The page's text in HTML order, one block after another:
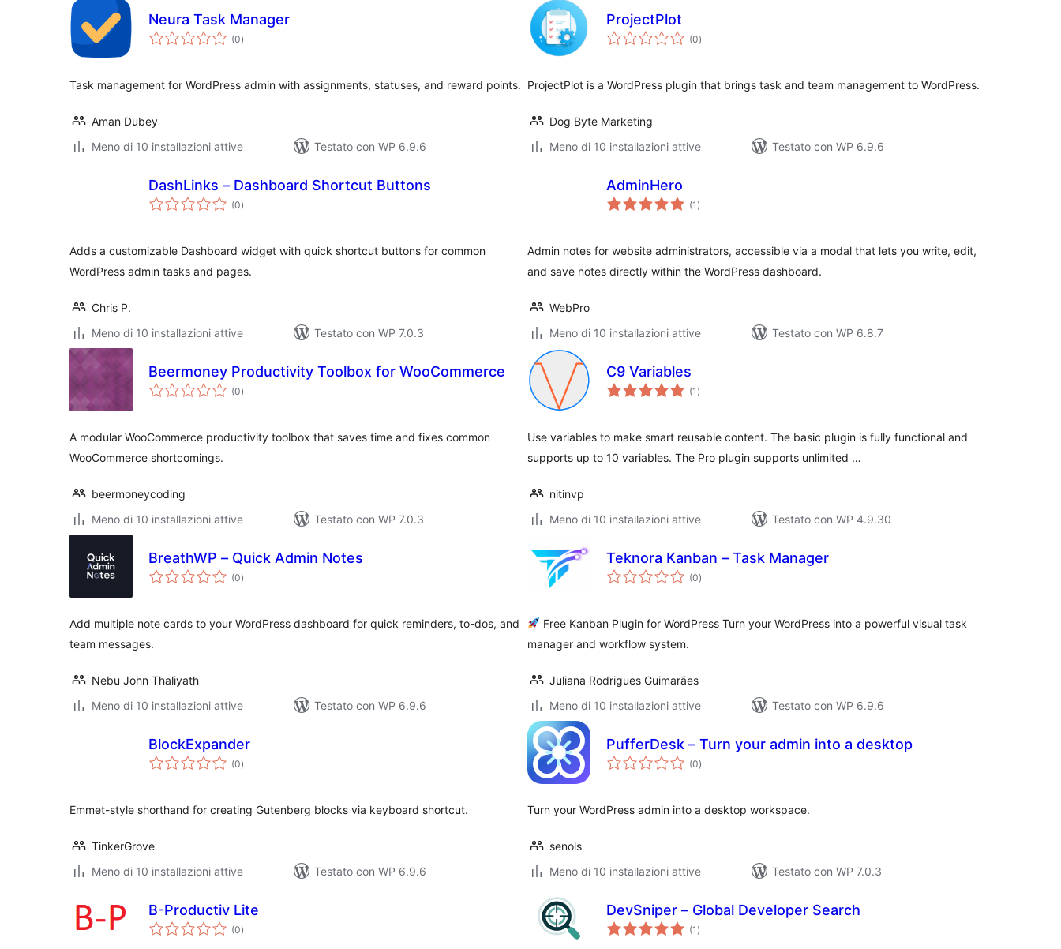
Neura Task Manager
(0valutazioni
totali
)
Task management for WordPress admin with assignments, statuses, and reward points.
Aman Dubey
Meno di 10 installazioni attive
Testato con WP 6.9.6
ProjectPlot
(0valutazioni
totali
)
ProjectPlot is a WordPress plugin that brings task and team management to WordPress.
Dog Byte Marketing
Meno di 10 installazioni attive
Testato con WP 6.9.6
DashLinks – Dashboard Shortcut Buttons
(0valutazioni
totali
)
Adds a customizable Dashboard widget with quick shortcut buttons for common
WordPress admin tasks and pages.
Chris P.
Meno di 10 installazioni attive
Testato con WP 7.0.3
AdminHero
(1 valutazioni
totali
)
Admin notes for website administrators, accessible via a modal that lets you write, edit,
and save notes directly within the WordPress dashboard.
WebPro
Meno di 10 installazioni attive
Testato con WP 6.8.7
Beermoney Productivity Toolbox for WooCommerce
(0valutazioni
totali
)
A modular WooCommerce productivity toolbox that saves time and fixes common
WooCommerce shortcomings.
beermoneycoding
Meno di 10 installazioni attive
Testato con WP 7.0.3
C9 Variables
(1 valutazioni
totali
)
Use variables to make smart reusable content. The basic plugin is fully functional and
supports up to 10 variables. The Pro plugin supports unlimited …
nitinvp
Meno di 10 installazioni attive
Testato con WP 4.9.30
BreathWP – Quick Admin Notes
(0valutazioni
totali
)
Add multiple note cards to your WordPress dashboard for quick reminders, to-dos, and
team messages.
Nebu John Thaliyath
Meno di 10 installazioni attive
Testato con WP 6.9.6
Teknora Kanban – Task Manager
(0valutazioni
totali
)
Free Kanban Plugin for WordPress Turn your WordPress into a powerful visual task
manager and workflow system.
Juliana Rodrigues Guimarães
Meno di 10 installazioni attive
Testato con WP 6.9.6
BlockExpander
(0valutazioni
totali
)
Emmet-style shorthand for creating Gutenberg blocks via keyboard shortcut.
TinkerGrove
Meno di 10 installazioni attive
Testato con WP 6.9.6
PufferDesk – Turn your admin into a desktop
(0valutazioni
totali
)
Turn your WordPress admin into a desktop workspace.
senols
Meno di 10 installazioni attive
Testato con WP 7.0.3
B-Productiv Lite
(0valutazioni
totali
)
DevSniper – Global Developer Search
(1 valutazioni
totali
)